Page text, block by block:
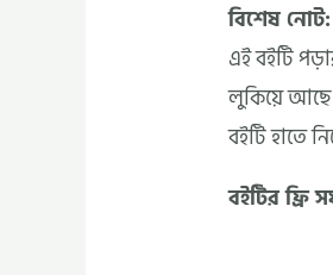
বিশেষ নোট:
এই বইটি
লুকিয়ে আছে
বইটি হাতে
বইটির